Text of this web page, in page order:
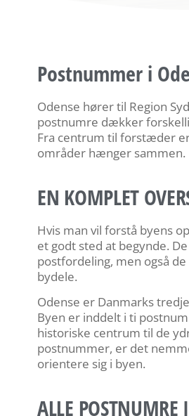
Postnummer i
Odense hører til Region
postnumre dækker
Fra centrum til forstæder
områder hænger sammen.
EN KOMPLET
Hvis man vil forstå byens
et godt sted at begynde.
postfordeling, men også
bydele.
Odense er Danmarks
Byen er inddelt i ti
historiske centrum til de
postnummer, er det
orientere sig i byen.
ALLE POSTNUMRE